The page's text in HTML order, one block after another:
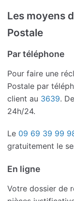
Les moyens
Postale
Par téléphone
Pour faire une
Postale par
client au 3639.
24h/24.
Le 09 69 39 99
gratuitement le
En ligne
Votre dossier de